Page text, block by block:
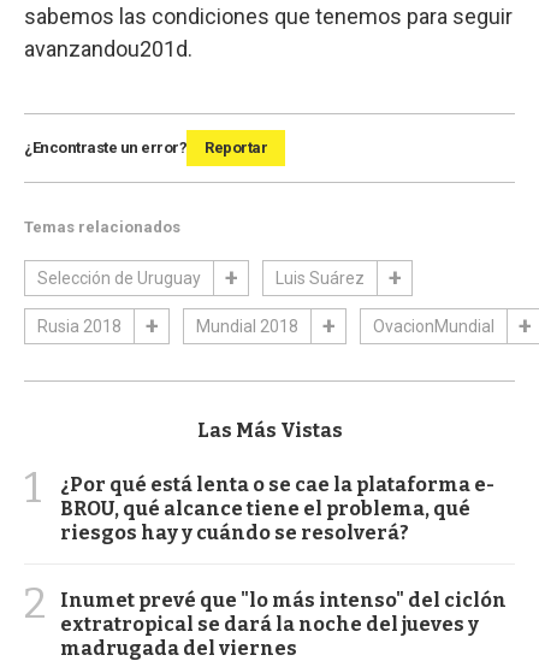
sabemos las condiciones que tenemos para seguir
avanzandou201d.
¿Encontraste un error? Reportar
Temas relacionados
Selección de Uruguay Luis Suárez
Rusia 2018 Mundial 2018 OvacionMundial
Las Más Vistas
1
¿Por qué está lenta o se cae la plataforma e-
BROU, qué alcance tiene el problema, qué
riesgos hay y cuándo se resolverá?
2
Inumet prevé que "lo más intenso" del ciclón
extratropical se dará la noche del jueves y
madrugada del viernes